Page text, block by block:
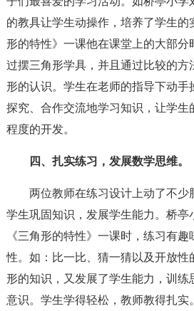
的教具让学生动操作，培养了学生的
形的特性》一课他在课堂上的大部分
过摆三角形学具，并且通过比较的方
形的认识。学生在老师的指导下动手
探究、合作交流地学习知识，让学生
程度的开发。
四、扎实练习，发展数学思维。
两位教师在练习设计上动了不少
学生巩固知识，发展学生能力。桥亭
《三角形的特性》一课时，练习有
性。如：比一比、猜一猜以及开放性
形的知识，又发展了学生能力，训练
意识。学生学得轻松，教师教得扎实。